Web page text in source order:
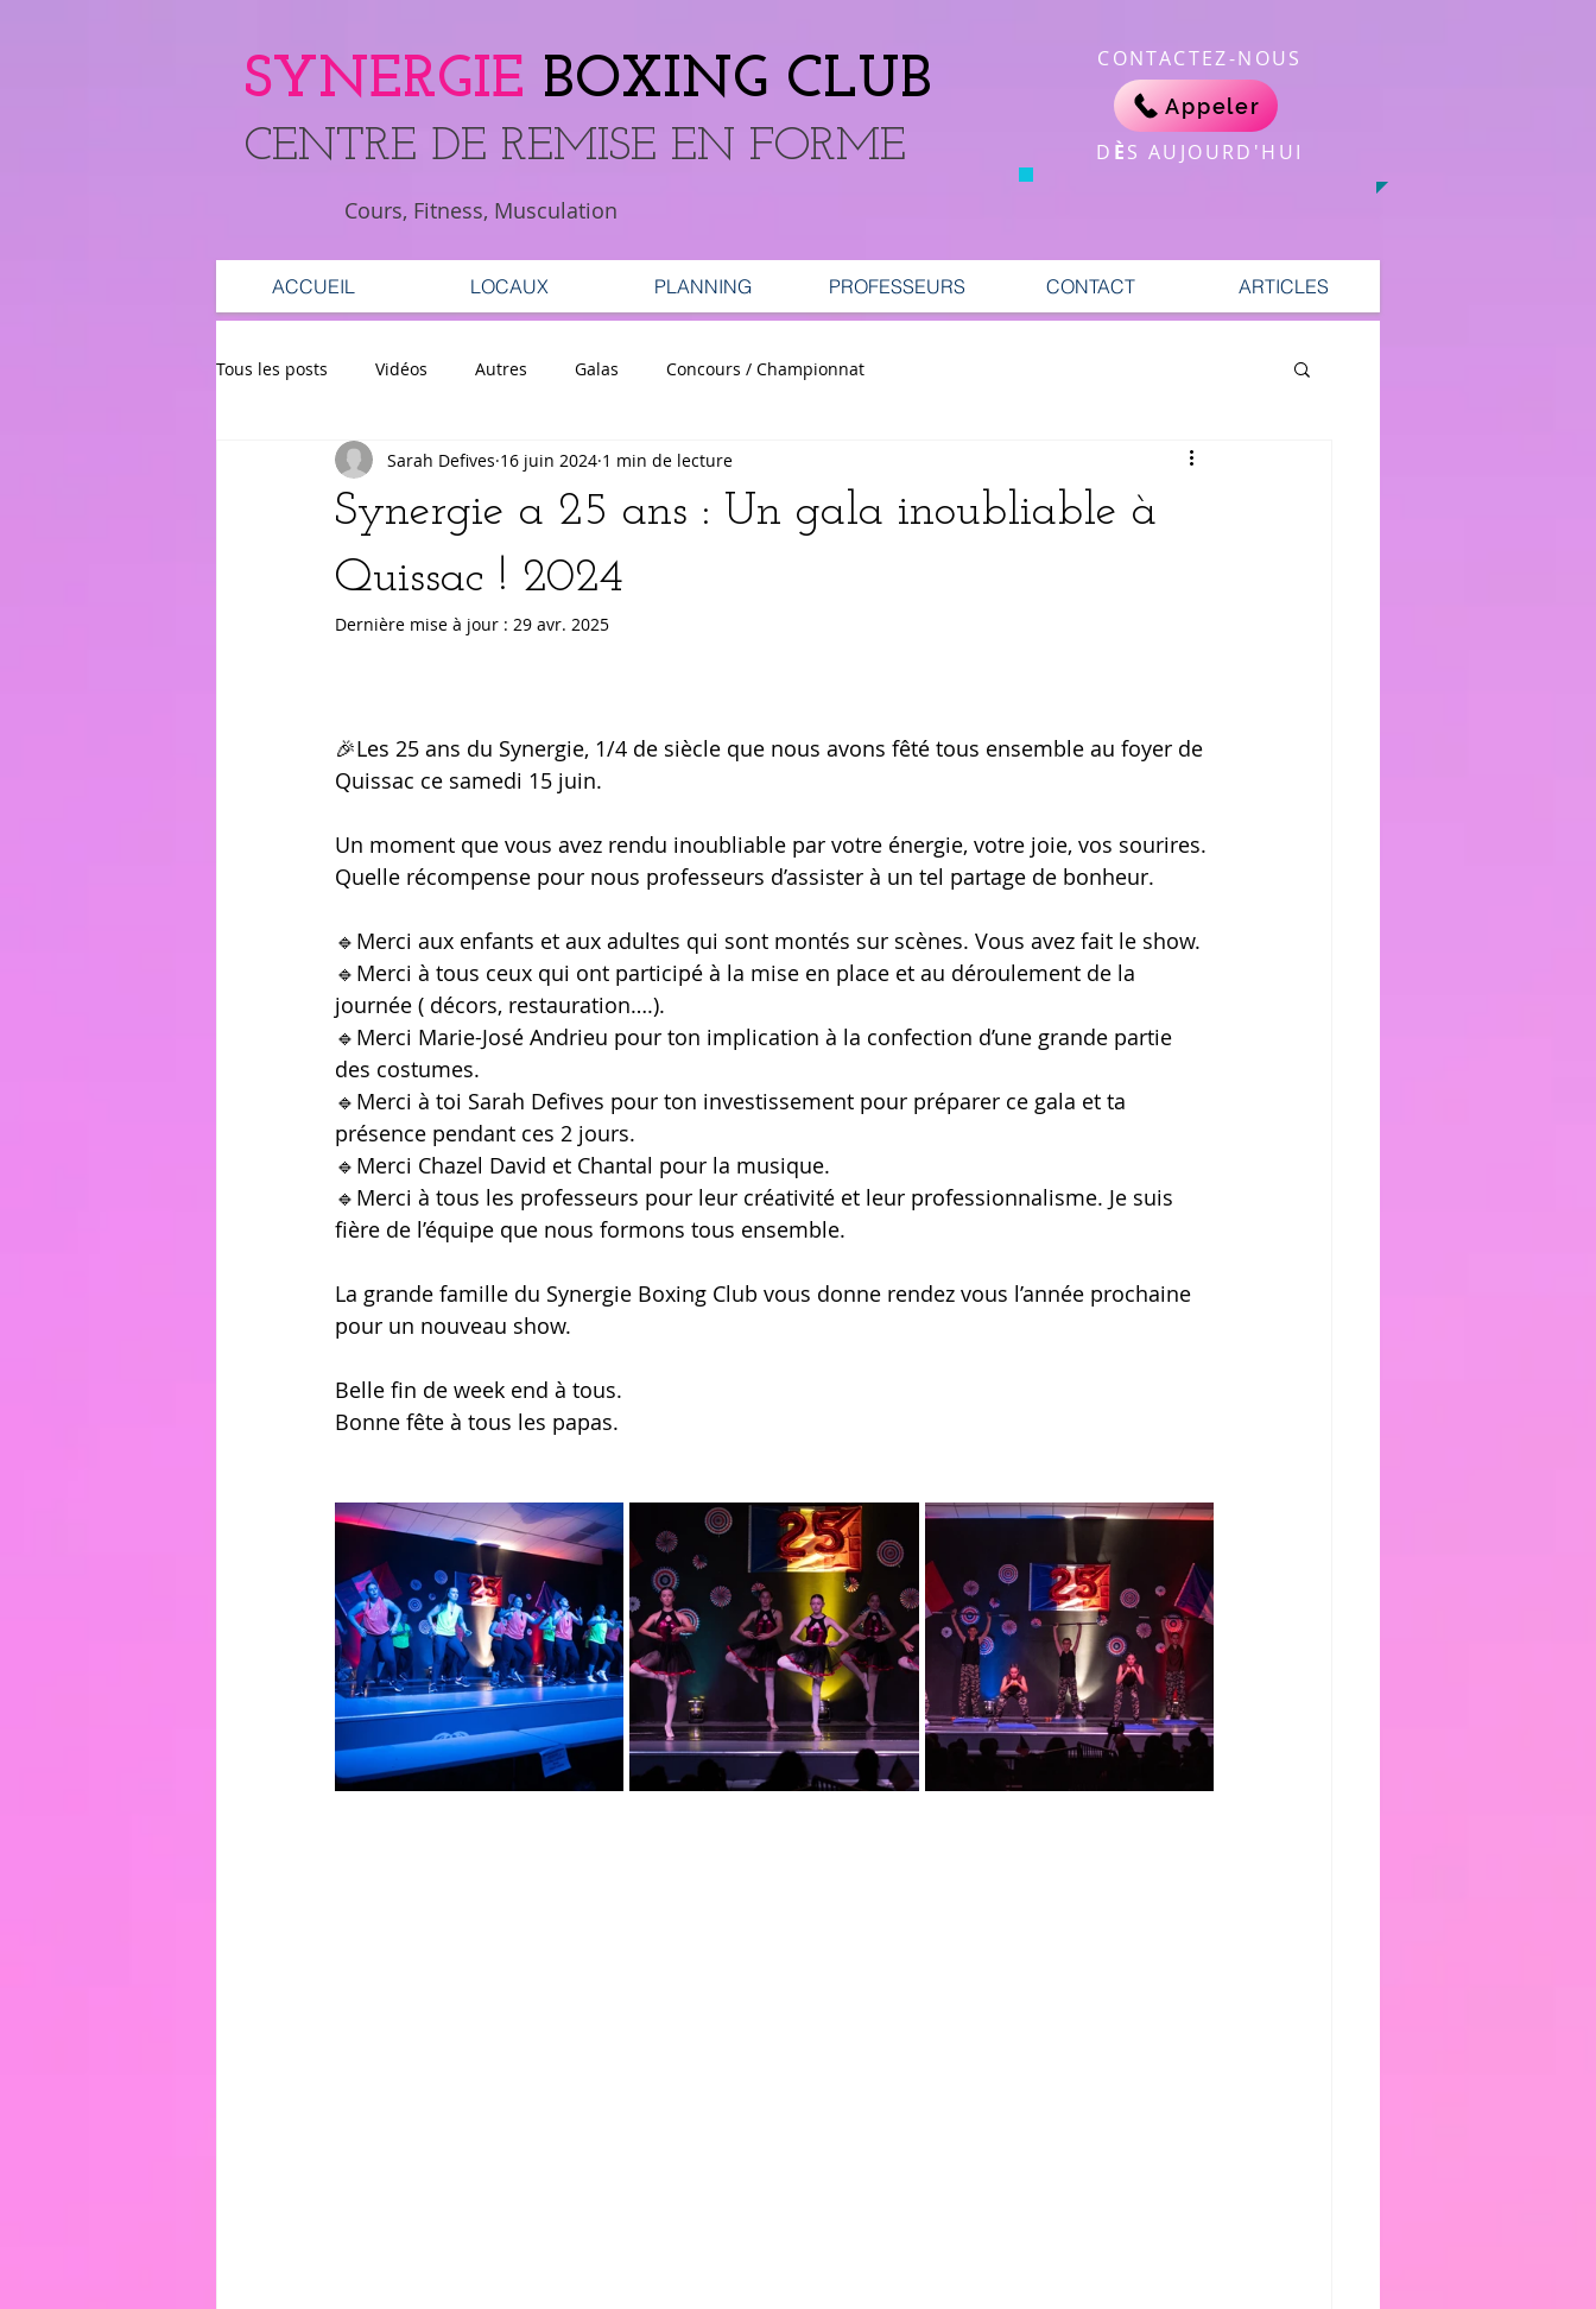
SYNERGIE BOXING CLUB
​CENTRE DE REMISE EN FORME
CONTACTEZ-NOUS
​D ÈS AUJOURD'HUI
Appeler
Cours, Fitness, Musculation
ACCUEIL LOCAUX PLANNING PROFESSEURS CONTACT ARTICLES
Tous les posts Vidéos Autres Galas Concours / Championnat
Synergie a 25 ans : Un gala inoubliable à
Quissac ! 2024
Sarah Defives 16 juin 2024 1 min de lecture
Dernière mise à jour : 29 avr. 2025
🎉Les 25 ans du Synergie, 1/4 de siècle que nous avons fêté tous ensemble au foyer de
Quissac ce samedi 15 juin.
Un moment que vous avez rendu inoubliable par votre énergie, votre joie, vos sourires.
Quelle récompense pour nous professeurs d’assister à un tel partage de bonheur.
🔹Merci aux enfants et aux adultes qui sont montés sur scènes. Vous avez fait le show.
🔹Merci à tous ceux qui ont participé à la mise en place et au déroulement de la
journée ( décors, restauration….).
🔹Merci Marie-José Andrieu pour ton implication à la confection d’une grande partie
des costumes.
🔹Merci à toi Sarah Defives pour ton investissement pour préparer ce gala et ta
présence pendant ces 2 jours.
🔹Merci Chazel David et Chantal pour la musique.
🔹Merci à tous les professeurs pour leur créativité et leur professionnalisme. Je suis
fière de l’équipe que nous formons tous ensemble.
La grande famille du Synergie Boxing Club vous donne rendez vous l’année prochaine
pour un nouveau show.
Belle fin de week end à tous.
Bonne fête à tous les papas.